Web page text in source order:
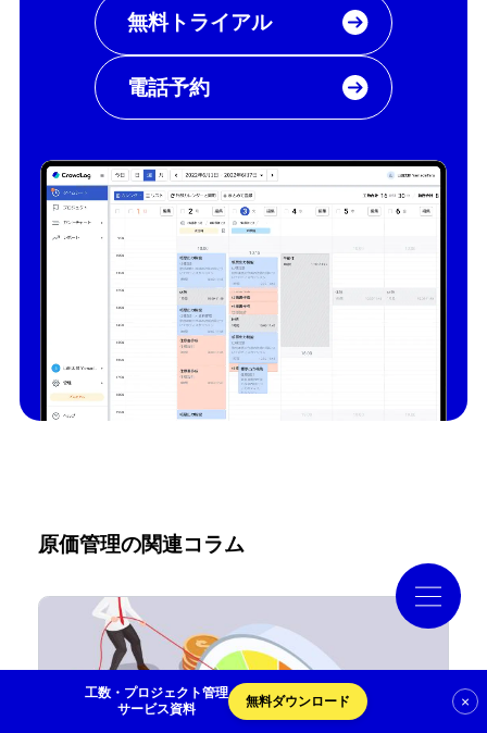
ホーム
機能一覧
目的・活用シーン
料金
導入事例
コラム
無料トライアル
電話予約
原価管理の関連コラム
工数・プロジェクト管理
サービス資料
無料ダウンロード ×